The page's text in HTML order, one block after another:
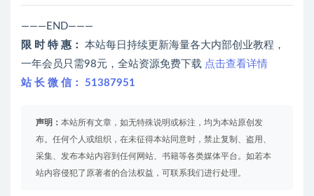
———END———
限 时 特 惠： 本站每日持续更新海量各大内部创业教程，
一年会员只需98元，全站资源免费下载 点击查看详情
站 长 微 信： 51387951
声明： 本站所有文章，如无特殊说明或标注，均为本站原创发
布。任何个人或组织，在未征得本站同意时，禁止复制、盗用、
采集、发布本站内容到任何网站、书籍等各类媒体平台。如若本
站内容侵犯了原著者的合法权益，可联系我们进行处理。